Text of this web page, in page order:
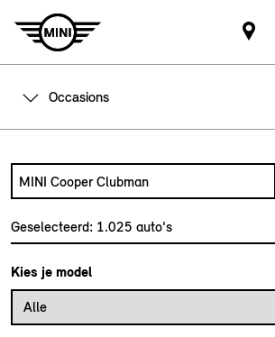
Occasions
Zoek naar een automodel,
Geselecteerd: 1.025 auto's
Kies je model
Alle